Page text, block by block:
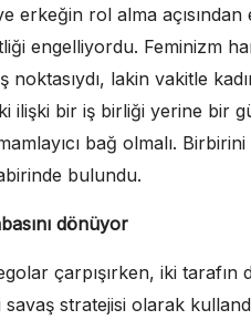
erkeğin rol alma
engelliyordu. Feminizm
noktasıydı, lakin vakitle
ilişki bir iş birliği yerine bir
bağ olmalı.
bulundu.
dönüyor
çarpışırken, iki tarafın
stratejisi olarak